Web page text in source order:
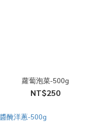
蘿蔔泡菜-500g
NT$250